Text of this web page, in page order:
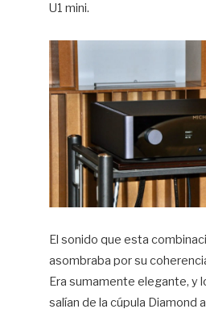
U1 mini.
El sonido que esta
asombraba por su
Era sumamente elegante, y
salían de la cúpula Diamond